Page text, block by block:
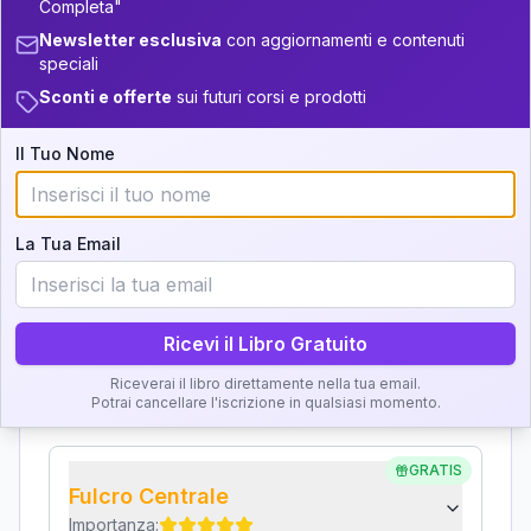
16-17.5 +6 19
17.5-18.5 11
36-37.5
Interpretazione
l'interpretazione!
Zona del Ritratto
Importanza:
Karma Genitore-Figlio
Importanza:
GRATIS
Fulcro Centrale
Importanza:
Completa"
Newsletter esclusiva con aggiornamenti e contenuti
speciali
Sconti e offerte sui futuri corsi e prodotti
Il Tuo Nome
La Tua Email
Ricevi il Libro Gratuito
Riceverai il libro direttamente nella tua email.
Potrai cancellare l'iscrizione in qualsiasi momento.